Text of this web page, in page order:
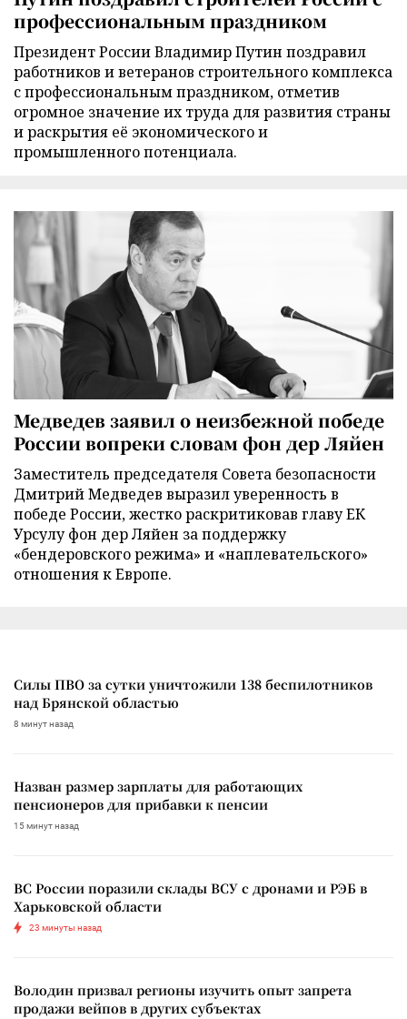
профессиональным праздником
Президент России Владимир Путин поздравил
работников и ветеранов строительного комплекса
с профессиональным праздником, отметив
огромное значение их труда для развития страны
и раскрытия её экономического и
промышленного потенциала.
Медведев заявил о неизбежной победе
России вопреки словам фон дер Ляйен
Заместитель председателя Совета безопасности
Дмитрий Медведев выразил уверенность в
победе России, жестко раскритиковав главу ЕК
Урсулу фон дер Ляйен за поддержку
«бендеровского режима» и «наплевательского»
отношения к Европе.
Силы ПВО за сутки уничтожили 138 беспилотников
над Брянской областью
8 минут назад
Назван размер зарплаты для работающих
пенсионеров для прибавки к пенсии
15 минут назад
ВС России поразили склады ВСУ с дронами и РЭБ в
Харьковской области
23 минуты назад
Володин призвал регионы изучить опыт запрета
продажи вейпов в других субъектах